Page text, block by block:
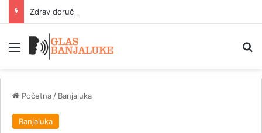
Zdrav doručak po preporuci doktorke sa Harvarda
Meni
Početna / Banjaluka
Banjaluka